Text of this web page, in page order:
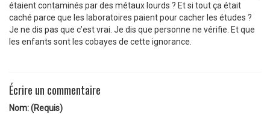
étaient contaminés par des métaux lourds ? Et si tout ça était
caché parce que les laboratoires paient pour cacher les études ?
Je ne dis pas que c’est vrai. Je dis que personne ne vérifie. Et que
les enfants sont les cobayes de cette ignorance.
Écrire un commentaire
Nom: (Requis)